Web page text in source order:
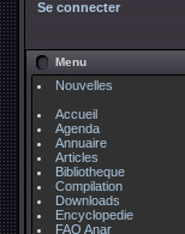
Se connecter
Menu
Nouvelles
Accueil
Agenda
Annuaire
Articles
Bibliotheque
Compilation
Downloads
Encyclopedie
FAQ Anar